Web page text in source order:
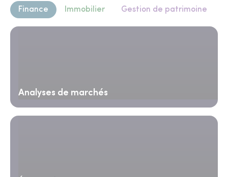
Finance Immobilier Gestion de patrimoine
Analyses de marchés